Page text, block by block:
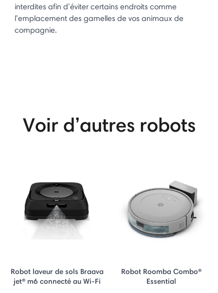
interdites afin d’éviter certains endroits comme
l’emplacement des gamelles de vos animaux de
compagnie.
Voir d’autres robots
Robot laveur de sols Braava
jet® m6 connecté au Wi-Fi
Robot Roomba Combo®
Essential